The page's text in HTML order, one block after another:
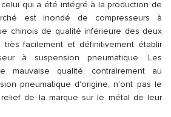
qui a été intégré à la production de
est inondé de compresseurs à
chinois de qualité inférieure des deux
très facilement et définitivement établir
à suspension pneumatique. Les
mauvaise qualité, contrairement au
pneumatique d'origine, n'ont pas le
de la marque sur le métal de leur